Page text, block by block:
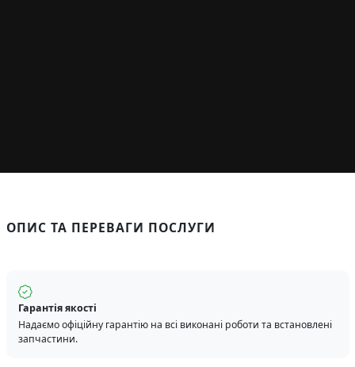
ОПИС ТА ПЕРЕВАГИ ПОСЛУГИ
Гарантія якості
Надаємо офіційну гарантію на всі виконані роботи та встановлені
запчастини.